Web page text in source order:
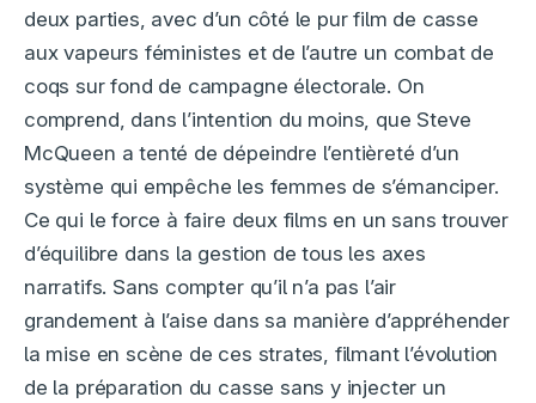
deux parties, avec d’un côté le pur film de casse
aux vapeurs féministes et de l’autre un combat de
coqs sur fond de campagne électorale. On
comprend, dans l’intention du moins, que Steve
McQueen a tenté de dépeindre l’entièreté d’un
système qui empêche les femmes de s’émanciper.
Ce qui le force à faire deux films en un sans trouver
d’équilibre dans la gestion de tous les axes
narratifs. Sans compter qu’il n’a pas l’air
grandement à l’aise dans sa manière d’appréhender
la mise en scène de ces strates, filmant l’évolution
de la préparation du casse sans y injecter un